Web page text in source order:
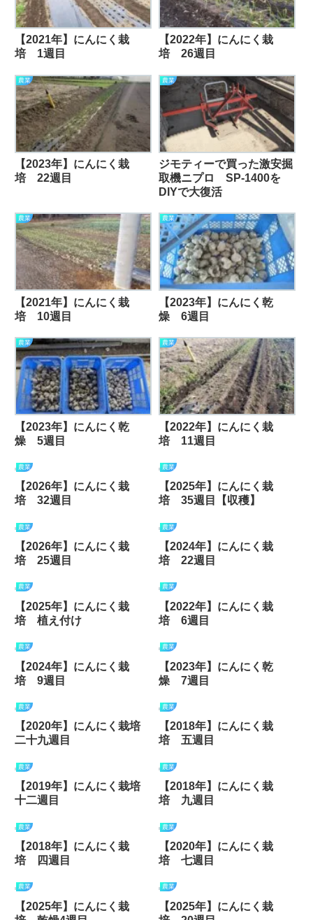
【2021年】にんにく栽
培 1週目
【2022年】にんにく栽
培 26週目
農業
【2023年】にんにく栽
培 22週目
農業
ジモティーで買った激安掘
取機ニプロ SP-1400を
DIYで大復活
農業
【2021年】にんにく栽
培 10週目
農業
【2023年】にんにく乾
燥 6週目
農業
【2023年】にんにく乾
燥 5週目
農業
【2022年】にんにく栽
培 11週目
農業
【2026年】にんにく栽
培 32週目
農業
【2025年】にんにく栽
培 35週目【収穫】
農業
【2026年】にんにく栽
培 25週目
農業
【2024年】にんにく栽
培 22週目
農業
【2025年】にんにく栽
培 植え付け
農業
【2022年】にんにく栽
培 6週目
農業
【2024年】にんにく栽
培 9週目
農業
【2023年】にんにく乾
燥 7週目
農業
【2020年】にんにく栽培
二十九週目
農業
【2018年】にんにく栽
培 五週目
農業
【2019年】にんにく栽培
十二週目
農業
【2018年】にんにく栽
培 九週目
農業
【2018年】にんにく栽
培 四週目
農業
【2020年】にんにく栽
培 七週目
農業
【2025年】にんにく栽
農業
【2025年】にんにく栽